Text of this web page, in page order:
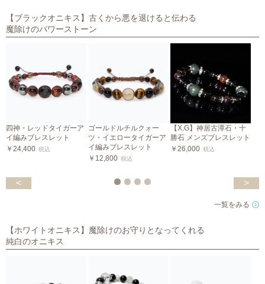
【ブラックオニキス】古くから悪を退けると伝わる
魔除けのパワーストーン
四神・レッドタイガーア
イ編みブレスレット
￥24,400 税込
ゴールドルチルクォー
ツ・イエロータイガーア
イ編みブレスレット
￥12,800 税込
【X.G】神居古潭石・十
勝石 メンズブレスレット
￥26,000 税込
< >
一覧をみる
【ホワイトオニキス】魔除けのお守りとなってくれる
純白のオニキス